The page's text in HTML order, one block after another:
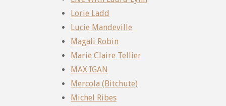
Lorie Ladd
Lucie Mandeville
Magali Robin
Marie Claire Tellier
MAX IGAN
Mercola (Bitchute)
Michel Ribes